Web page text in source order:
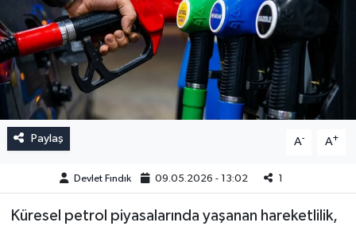
Paylaş A- A+
Devlet Fındık 09.05.2026 - 13:02 1
Küresel petrol piyasalarında yaşanan hareketlilik,